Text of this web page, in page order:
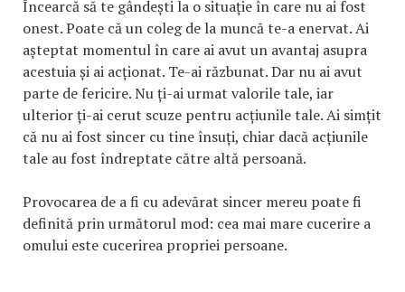
Încearcă să te gândești la o situație în care nu ai fost
onest. Poate că un coleg de la muncă te-a enervat. Ai
așteptat momentul în care ai avut un avantaj asupra
acestuia și ai acționat. Te-ai răzbunat. Dar nu ai avut
parte de fericire. Nu ți-ai urmat valorile tale, iar
ulterior ți-ai cerut scuze pentru acțiunile tale. Ai simțit
că nu ai fost sincer cu tine însuți, chiar dacă acțiunile
tale au fost îndreptate către altă persoană.
Provocarea de a fi cu adevărat sincer mereu poate fi
definită prin următorul mod: cea mai mare cucerire a
omului este cucerirea propriei persoane.